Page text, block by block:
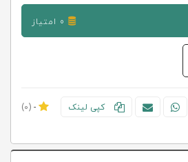
کپی لینک -
(0)